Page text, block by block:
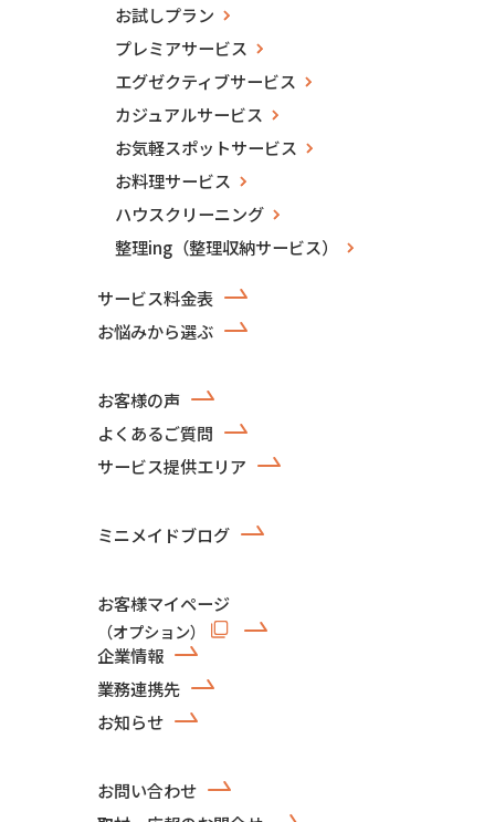
お試しプラン
プレミアサービス
エグゼクティブサービス
カジュアルサービス
お気軽スポットサービス
お料理サービス
ハウスクリーニング
整理ing（整理収納サービス）
サービス料金表
お悩みから選ぶ
お客様の声
よくあるご質問
サービス提供エリア
ミニメイドブログ
お客様マイページ
（オプション）
企業情報
業務連携先
お知らせ
お問い合わせ